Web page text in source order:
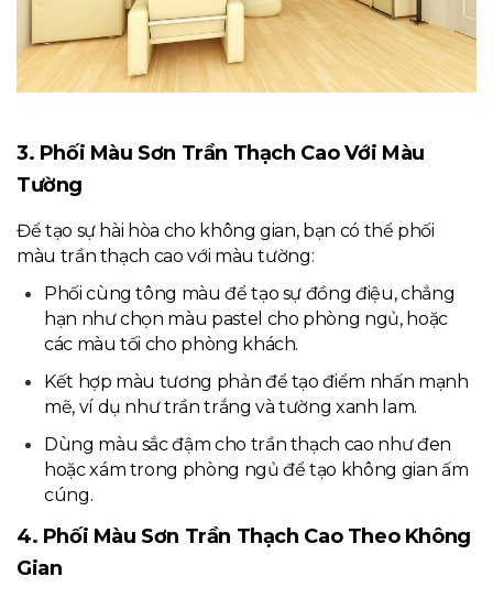
3. Phối Màu Sơn Trần Thạch Cao Với Màu
Tường
Để tạo sự hài hòa cho không gian, bạn có thể phối
màu trần thạch cao với màu tường:
Phối cùng tông màu để tạo sự đồng điệu, chẳng
hạn như chọn màu pastel cho phòng ngủ, hoặc
các màu tối cho phòng khách.
Kết hợp màu tương phản để tạo điểm nhấn mạnh
mẽ, ví dụ như trần trắng và tường xanh lam.
Dùng màu sắc đậm cho trần thạch cao như đen
hoặc xám trong phòng ngủ để tạo không gian ấm
cúng.
4. Phối Màu Sơn Trần Thạch Cao Theo Không
Gian